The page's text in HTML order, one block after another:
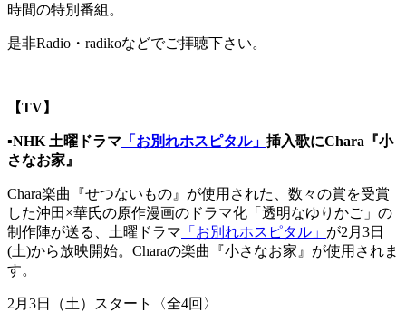
時間の特別番組。
是非Radio・radikoなどでご拝聴下さい。
【TV】
▪️NHK 土曜ドラマ 「お別れホスピタル」 挿入歌にChara『小
さなお家』
Chara楽曲『せつないもの』が使用された、数々の賞を受賞
した沖田×華氏の原作漫画のドラマ化「透明なゆりかご」の
制作陣が送る、土曜ドラマ 「お別れホスピタル」 が2月3日
(土)から放映開始。Charaの楽曲『小さなお家』が使用されま
す。
2月3日（土）スタート〈全4回〉